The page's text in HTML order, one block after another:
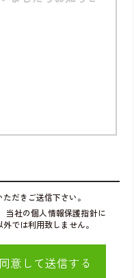
だきご送信下さい。
当社の個人情報保護指針に
では利用致しません。